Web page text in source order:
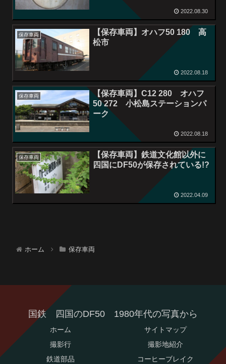
2022.08.30
保存車両
【保存車両】オハフ50 180 高
松市
2022.08.18
保存車両
【保存車両】C12 280 オハフ
50 272 小松島ステーションパ
ーク
2022.08.18
保存車両
【保存車両】鉄道文化館以外に
四国にDF50が保存されている!?
2022.04.09
ホーム 保存車両
国鉄 四国のDF50 1980年代の写真から
ホーム
サイトマップ
撮影行
撮影地紹介
鉄道部品
コーヒーブレイク